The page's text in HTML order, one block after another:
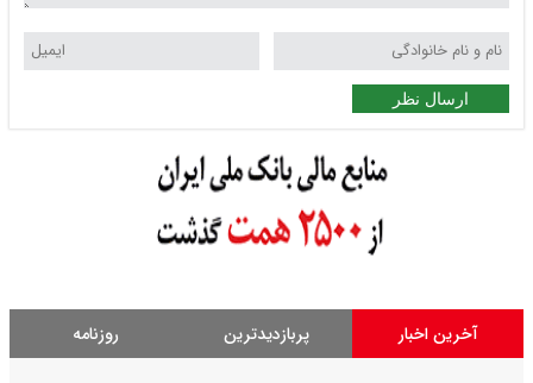
ارسال نظر
آخرین اخبار پربازدیدترین روزنامه